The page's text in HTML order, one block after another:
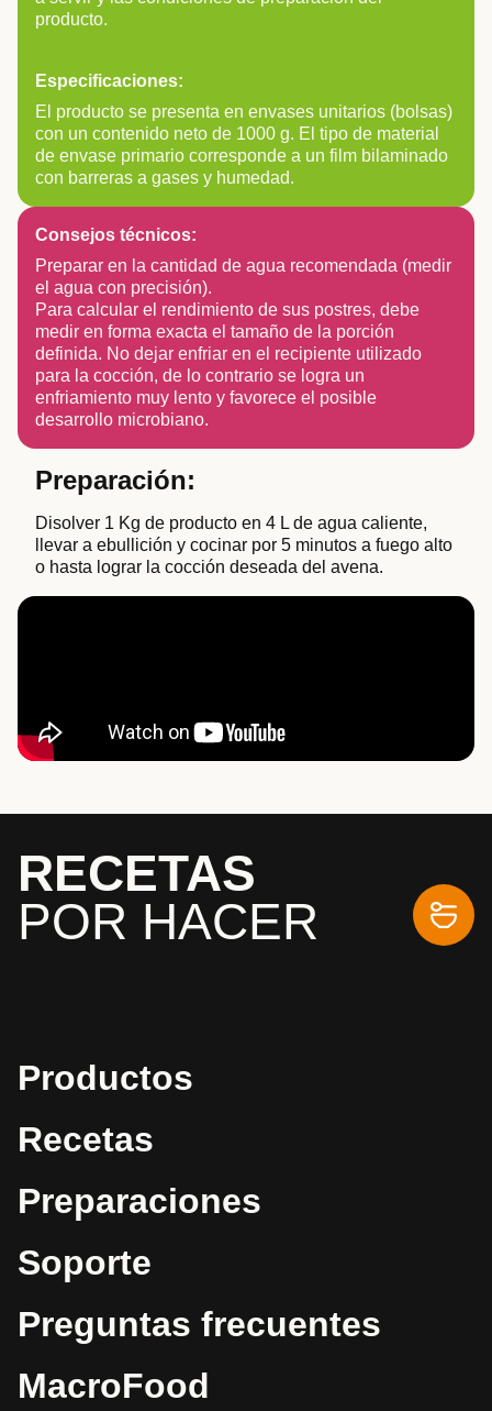
producto.
Especificaciones:
El producto se presenta en envases unitarios (bolsas)
con un contenido neto de 1000 g. El tipo de material
de envase primario corresponde a un film bilaminado
con barreras a gases y humedad.
Consejos técnicos:
Preparar en la cantidad de agua recomendada (medir
el agua con precisión).
Para calcular el rendimiento de sus postres, debe
medir en forma exacta el tamaño de la porción
definida. No dejar enfriar en el recipiente utilizado
para la cocción, de lo contrario se logra un
enfriamiento muy lento y favorece el posible
desarrollo microbiano.
Preparación:
Disolver 1 Kg de producto en 4 L de agua caliente,
llevar a ebullición y cocinar por 5 minutos a fuego alto
o hasta lograr la cocción deseada del avena.
RECETAS
POR HACER
Productos
Recetas
Preparaciones
Soporte
Preguntas frecuentes
MacroFood